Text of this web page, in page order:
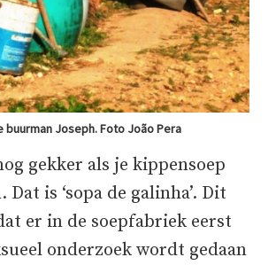
buurman Joseph. Foto João Pera
gekker als je kippensoep
is ‘sopa de galinha’. Dit
er in de soepfabriek eerst
onderzoek wordt gedaan